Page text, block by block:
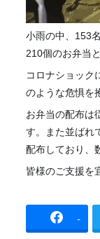
小雨の中、153
210個のお弁当
コロナショック
のような危惧を
お弁当の配布は
す。また並ばれ
配布しており、
皆様のご支援を
-